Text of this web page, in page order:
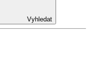
Vyhledat